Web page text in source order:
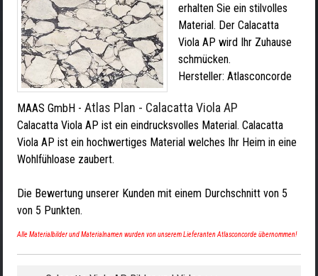
erhalten Sie ein stilvolles
Material. Der Calacatta
Viola AP wird Ihr Zuhause
schmücken.
Hersteller: Atlasconcorde
MAAS GmbH - Atlas Plan - Calacatta Viola AP
Calacatta Viola AP ist ein eindrucksvolles Material. Calacatta
Viola AP ist ein hochwertiges Material welches Ihr Heim in eine
Wohlfühloase zaubert.
Die Bewertung unserer Kunden mit einem Durchschnitt von 5
von 5 Punkten.
Alle Materialbilder und Materialnamen wurden von unserem Lieferanten Atlasconcorde übernommen!